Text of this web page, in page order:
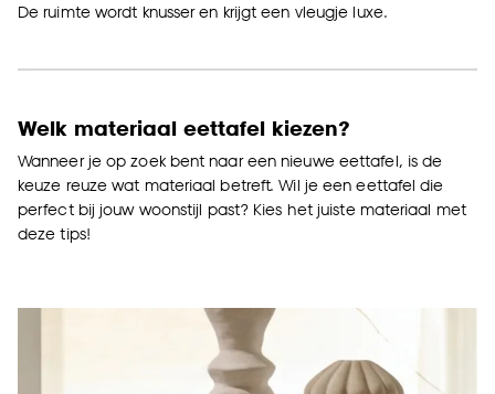
De ruimte wordt knusser en krijgt een vleugje luxe.
Welk materiaal eettafel kiezen?
Wanneer je op zoek bent naar een nieuwe eettafel, is de
keuze reuze wat materiaal betreft. Wil je een eettafel die
perfect bij jouw woonstijl past? Kies het juiste materiaal met
deze tips!